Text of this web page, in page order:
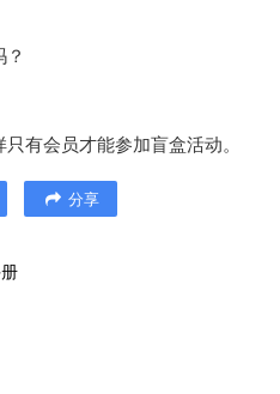
有会员才能参加盲盒活动。
分享